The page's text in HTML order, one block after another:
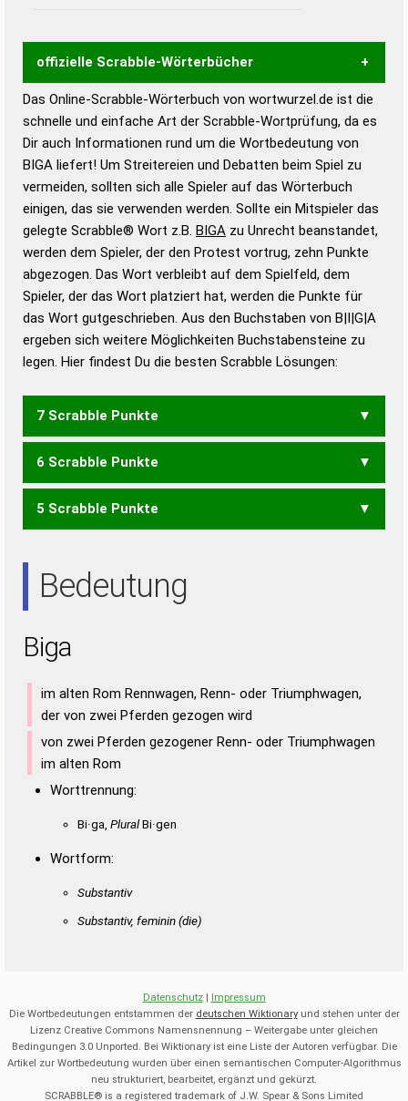
offizielle Scrabble-Wörterbücher
Wortwurzel liefert mit Hilfe eines semantischen
Wortanalyse-Algorithmus gute Anhaltspunkte zu
Wortbedeutung, Worttrennung und Wortform, um die
Gültigkeit eines Wortes für das Scrabble-Spiel zu
bestimmen!
zugelassene Turnier Scrabble-
Wörterbücher sind:
Duden – Standardwerk in 12 Bänden
Duden – Richtiges und gutes
Deutsch
Duden – Die deutsche Grammatik
Duden – Deutsches
Universalwörterbuch
Das Online-Scrabble-Wörterbuch von wortwurzel.de ist die
schnelle und einfache Art der Scrabble-Wortprüfung, da es
Dir auch Informationen rund um die Wortbedeutung von
BIGA liefert! Um Streitereien und Debatten beim Spiel zu
vermeiden, sollten sich alle Spieler auf das Wörterbuch
einigen, das sie verwenden werden. Sollte ein Mitspieler das
gelegte Scrabble® Wort z.B. BIGA zu Unrecht beanstandet,
werden dem Spieler, der den Protest vortrug, zehn Punkte
abgezogen. Das Wort verbleibt auf dem Spielfeld, dem
Spieler, der das Wort platziert hat, werden die Punkte für
das Wort gutgeschrieben. Aus den Buchstaben von B|I|G|A
ergeben sich weitere Möglichkeiten Buchstabensteine zu
legen. Hier findest Du die besten Scrabble Lösungen:
7 Scrabble Punkte
GABI
6 Scrabble Punkte
AGB GAB GIB
5 Scrabble Punkte
Bedeutung
Biga
im alten Rom Rennwagen, Renn- oder Triumphwagen,
der von zwei Pferden gezogen wird
von zwei Pferden gezogener Renn- oder Triumphwagen
im alten Rom
Worttrennung:
Bi·ga, PluralBi·gen
Wortform:
Substantiv
Substantiv, feminin(die)
Datenschutz| Impressum
Die Wortbedeutungen entstammen der deutschen Wiktionaryund stehen unter der
Lizenz Creative Commons Namensnennung – Weitergabe unter gleichen
Bedingungen 3.0 Unported. Bei Wiktionary ist eine Liste der Autoren verfügbar. Die
Artikel zur Wortbedeutung wurden über einen semantischen Computer-Algorithmus
neu strukturiert, bearbeitet, ergänzt und gekürzt.
SCRABBLE® is a registered trademark of J.W. Spear & Sons Limited